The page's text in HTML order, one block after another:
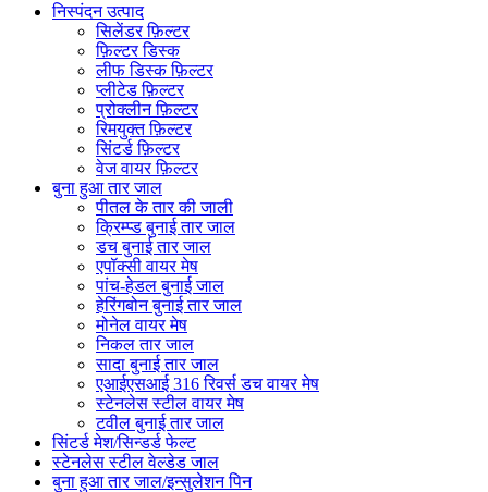
निस्पंदन उत्पाद
सिलेंडर फ़िल्टर
फ़िल्टर डिस्क
लीफ डिस्क फ़िल्टर
प्लीटेड फ़िल्टर
प्रोक्लीन फ़िल्टर
रिमयुक्त फ़िल्टर
सिंटर्ड फ़िल्टर
वेज वायर फ़िल्टर
बुना हुआ तार जाल
पीतल के तार की जाली
क्रिम्प्ड बुनाई तार जाल
डच बुनाई तार जाल
एपॉक्सी वायर मेष
पांच-हेडल बुनाई जाल
हेरिंगबोन बुनाई तार जाल
मोनेल वायर मेष
निकल तार जाल
सादा बुनाई तार जाल
एआईएसआई 316 रिवर्स डच वायर मेष
स्टेनलेस स्टील वायर मेष
टवील बुनाई तार जाल
सिंटर्ड मेश/सिन्डर्ड फेल्ट
स्टेनलेस स्टील वेल्डेड जाल
बुना हुआ तार जाल/इन्सुलेशन पिन